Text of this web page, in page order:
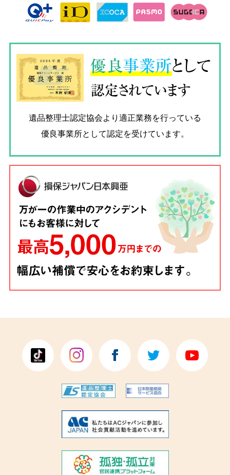
優良事業所として
認定されています
遺品整理士認定協会より適正業務を行っている
優良事業所として認定を受けています。